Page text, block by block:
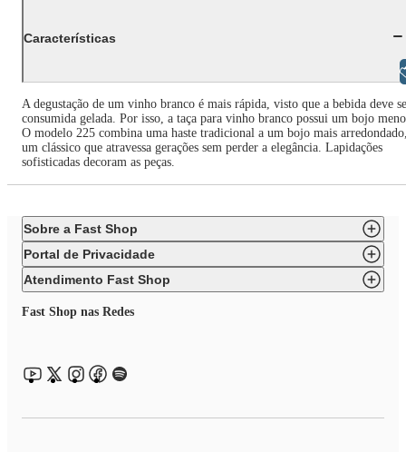
Características
A degustação de um vinho branco é mais rápida, visto que a bebida deve
consumida gelada. Por isso, a taça para vinho branco possui um bojo
O modelo 225 combina uma haste tradicional a um bojo mais
um clássico que atravessa gerações sem perder a elegância. Lapidações
sofisticadas decoram as peças.
Sobre a Fast Shop
Portal de Privacidade
Atendimento Fast Shop
Fast Shop nas Redes